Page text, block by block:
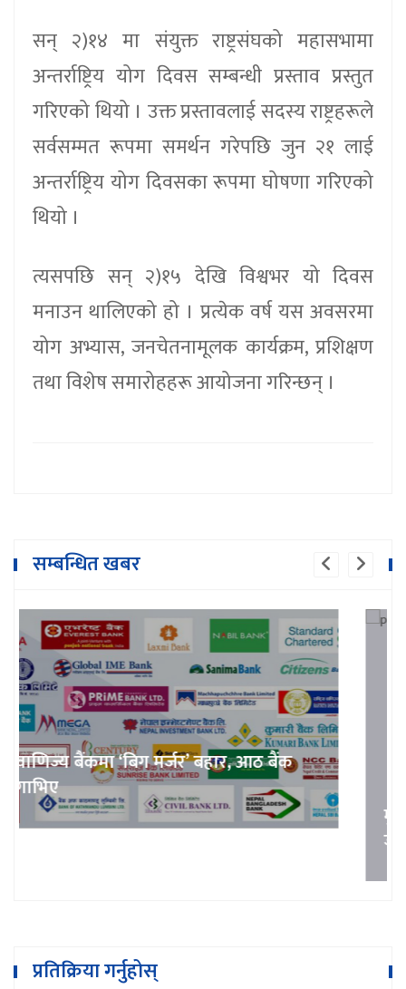
सन् २)१४ मा संयुक्त राष्ट्रसंघको महासभामा
अन्तर्राष्ट्रिय योग दिवस सम्बन्धी प्रस्ताव प्रस्तुत
गरिएको थियो । उक्त प्रस्तावलाई सदस्य राष्ट्रहरूले
सर्वसम्मत रूपमा समर्थन गरेपछि जुन २१ लाई
अन्तर्राष्ट्रिय योग दिवसका रूपमा घोषणा गरिएको
थियो ।
त्यसपछि सन् २)१५ देखि विश्वभर यो दिवस
मनाउन थालिएको हो । प्रत्येक वर्ष यस अवसरमा
योग अभ्यास, जनचेतनामूलक कार्यक्रम, प्रशिक्षण
तथा विशेष समारोहहरू आयोजना गरिन्छन् ।
सम्बन्धित खबर
मुटु रोगसम्बन्धी सेवाको विकेन्द्रीकरण गर्न
जरुरी छ : राज्यमन्त्री कार्की
प्रतिक्रिया गर्नुहोस्